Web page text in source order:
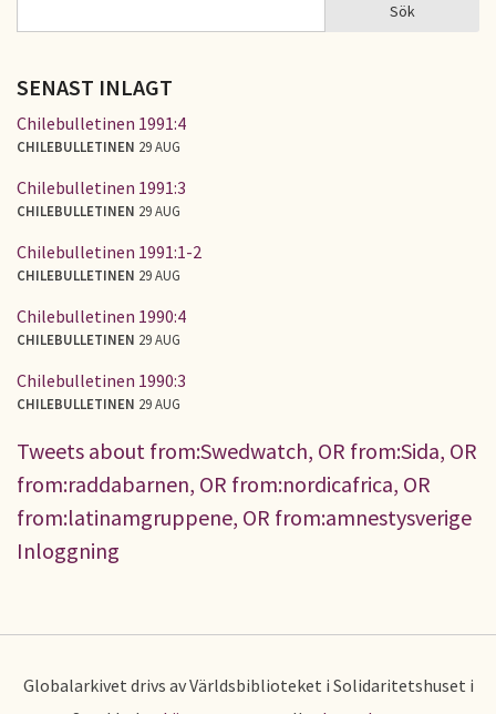
SÖKFORMULÄR Sök
SENAST INLAGT
Chilebulletinen 1991:4
CHILEBULLETINEN 29 AUG
Chilebulletinen 1991:3
CHILEBULLETINEN 29 AUG
Chilebulletinen 1991:1-2
CHILEBULLETINEN 29 AUG
Chilebulletinen 1990:4
CHILEBULLETINEN 29 AUG
Chilebulletinen 1990:3
CHILEBULLETINEN 29 AUG
Tweets about from:Swedwatch, OR from:Sida, OR
from:raddabarnen, OR from:nordicafrica, OR
from:latinamgruppene, OR from:amnestysverige
Inloggning
Globalarkivet drivs av Världsbiblioteket i Solidaritetshuset i